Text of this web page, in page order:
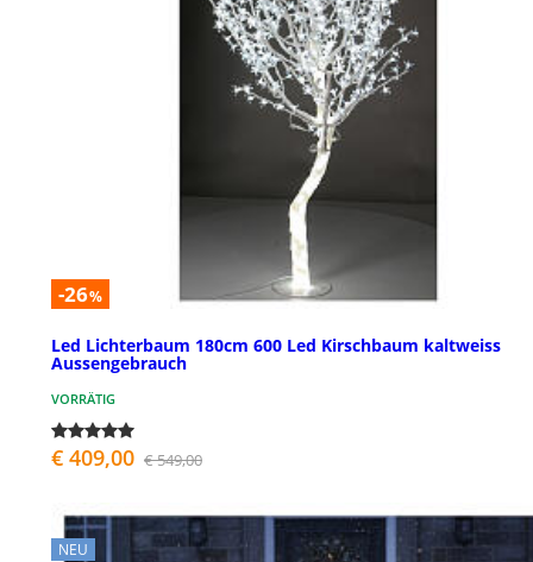
-26%
Led Lichterbaum 180cm 600 Led Kirschbaum kaltweiss
Aussengebrauch
VORRÄTIG
€ 409,00 € 549,00
NEU